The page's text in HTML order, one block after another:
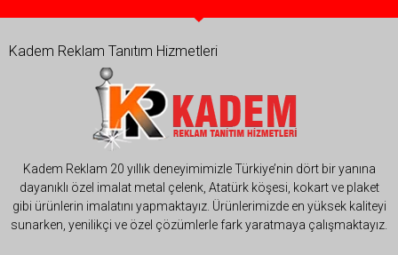
Kadem Reklam Tanıtım Hizmetleri
Kadem Reklam 20 yıllık deneyimimizle Türkiye’nin dört bir yanına
dayanıklı özel imalat metal çelenk, Atatürk köşesi, kokart ve plaket
gibi ürünlerin imalatını yapmaktayız. Ürünlerimizde en yüksek kaliteyi
sunarken, yenilikçi ve özel çözümlerle fark yaratmaya çalışmaktayız.